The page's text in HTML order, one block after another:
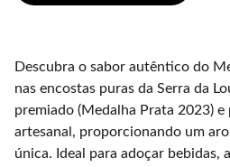
Descubra o sabor autêntico do
nas encostas puras da Serra da
premiado (Medalha Prata 2023)
artesanal, proporcionando um
única. Ideal para adoçar bebidas,